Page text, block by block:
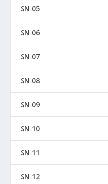
SN 05
SN 06
SN 07
SN 08
SN 09
SN 10
SN 11
SN 12